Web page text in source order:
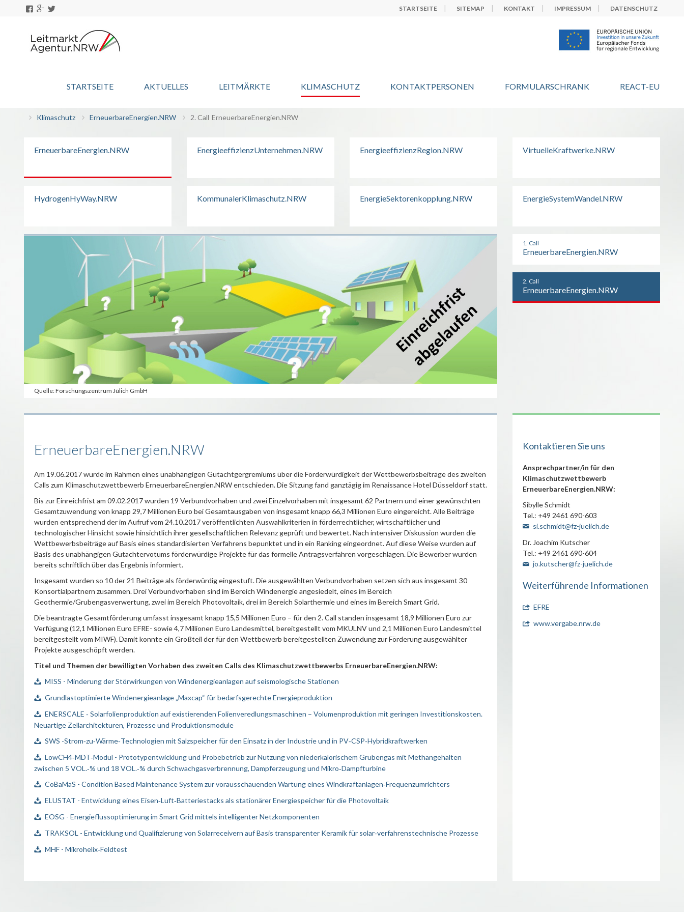
STARTSEITE SITEMAP KONTAKT IMPRESSUM DATENSCHUTZ
STARTSEITE AKTUELLES LEITMÄRKTE KLIMASCHUTZ KONTAKTPERSONEN FORMULARSCHRANK REACT-EU
Klimaschutz ErneuerbareEnergien.NRW 2. Call ErneuerbareEnergien.NRW
ErneuerbareEnergien.NRW EnergieeffizienzUnternehmen.NRW EnergieeffizienzRegion.NRW VirtuelleKraftwerke.NRW
HydrogenHyWay.NRW KommunalerKlimaschutz.NRW EnergieSektorenkopplung.NRW EnergieSystemWandel.NRW
Quelle: Forschungszentrum Jülich GmbH
1. Call
ErneuerbareEnergien.NRW
2. Call
ErneuerbareEnergien.NRW
ErneuerbareEnergien.NRW
Am 19.06.2017 wurde im Rahmen eines unabhängigen Gutachtgergremiums über die Förderwürdigkeit der Wettbewerbsbeiträge des zweiten
Calls zum Klimaschutzwettbewerb ErneuerbareEnergien.NRW entschieden. Die Sitzung fand ganztägig im Renaissance Hotel Düsseldorf statt.
Bis zur Einreichfrist am 09.02.2017 wurden 19 Verbundvorhaben und zwei Einzelvorhaben mit insgesamt 62 Partnern und einer gewünschten
Gesamtzuwendung von knapp 29,7 Millionen Euro bei Gesamtausgaben von insgesamt knapp 66,3 Millionen Euro eingereicht. Alle Beiträge
wurden entsprechend der im Aufruf vom 24.10.2017 veröffentlichten Auswahlkriterien in förderrechtlicher, wirtschaftlicher und
technologischer Hinsicht sowie hinsichtlich ihrer gesellschaftlichen Relevanz geprüft und bewertet. Nach intensiver Diskussion wurden die
Wettbewerbsbeiträge auf Basis eines standardisierten Verfahrens bepunktet und in ein Ranking eingeordnet. Auf diese Weise wurden auf
Basis des unabhängigen Gutachtervotums förderwürdige Projekte für das formelle Antragsverfahren vorgeschlagen. Die Bewerber wurden
bereits schriftlich über das Ergebnis informiert.
Insgesamt wurden so 10 der 21 Beiträge als förderwürdig eingestuft. Die ausgewählten Verbundvorhaben setzen sich aus insgesamt 30
Konsortialpartnern zusammen. Drei Verbundvorhaben sind im Bereich Windenergie angesiedelt, eines im Bereich
Geothermie/Grubengasverwertung, zwei im Bereich Photovoltaik, drei im Bereich Solarthermie und eines im Bereich Smart Grid.
Die beantragte Gesamtförderung umfasst insgesamt knapp 15,5 Millionen Euro – für den 2. Call standen insgesamt 18,9 Millionen Euro zur
Verfügung (12,1 Millionen Euro EFRE- sowie 4,7 Millionen Euro Landesmittel, bereitgestellt vom MKULNV und 2,1 Millionen Euro Landesmittel
bereitgestellt vom MIWF). Damit konnte ein Großteil der für den Wettbewerb bereitgestellten Zuwendung zur Förderung ausgewählter
Projekte ausgeschöpft werden.
Titel und Themen der bewilligten Vorhaben des zweiten Calls des Klimaschutzwettbewerbs ErneuerbareEnergien.NRW:
MISS - Minderung der Störwirkungen von Windenergieanlagen auf seismologische Stationen
Grundlastoptimierte Windenergieanlage „Maxcap“ für bedarfsgerechte Energieproduktion
ENERSCALE ‐ Solarfolienproduktion auf existierenden Folienveredlungsmaschinen – Volumenproduktion mit geringen Investitionskosten.
Neuartige Zellarchitekturen, Prozesse und Produktionsmodule
SWS -Strom‐zu‐Wärme‐Technologien mit Salzspeicher für den Einsatz in der Industrie und in PV‐CSP‐Hybridkraftwerken
LowCH4‐MDT‐Modul - Prototypentwicklung und Probebetrieb zur Nutzung von niederkalorischem Grubengas mit Methangehalten
zwischen 5 VOL.‐% und 18 VOL.‐% durch Schwachgasverbrennung, Dampferzeugung und Mikro‐Dampfturbine
CoBaMaS - Condition Based Maintenance System zur vorausschauenden Wartung eines Windkraftanlagen‐Frequenzumrichters
ELUSTAT - Entwicklung eines Eisen‐Luft‐Batteriestacks als stationärer Energiespeicher für die Photovoltaik
EOSG - Energieflussoptimierung im Smart Grid mittels intelligenter Netzkomponenten
TRAKSOL - Entwicklung und Qualifizierung von Solarreceivern auf Basis transparenter Keramik für solar‐verfahrenstechnische Prozesse
MHF - Mikrohelix‐Feldtest
Kontaktieren Sie uns
Ansprechpartner/in für den
Klimaschutzwettbewerb
ErneuerbareEnergien.NRW:
Sibylle Schmidt
Tel.: +49 2461 690-603
si.schmidt@fz-juelich.de
Dr. Joachim Kutscher
Tel.: +49 2461 690-604
jo.kutscher@fz-juelich.de
Weiterführende Informationen
EFRE
www.vergabe.nrw.de